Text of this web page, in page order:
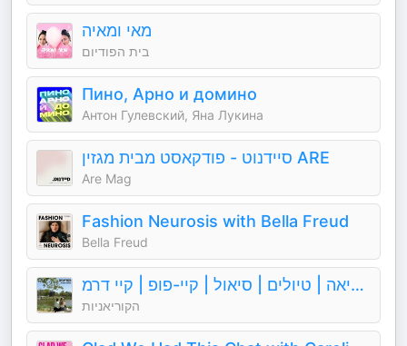
מאי ומאיה
בית הפודיום
Пино, Арно и домино
Антон Гулевский, Яна Лукина
סיידנוט - פודקאסט מבית מגזין ARE
Are Mag
Fashion Neurosis with Bella Freud
Bella Freud
הקוריאניות - פודקאסט על דרום קוריאה | טיולים | סיאול | קיי-פופ | קיי דרמ
הקוריאניות